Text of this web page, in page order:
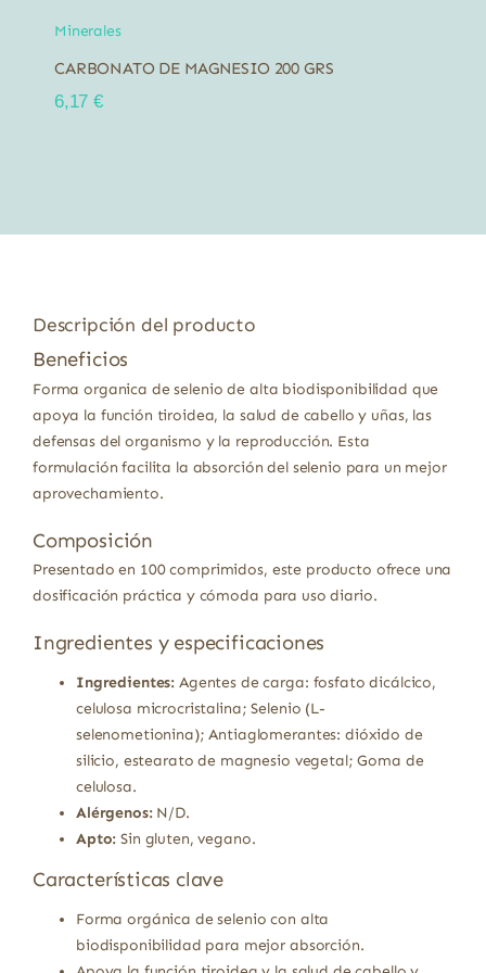
Minerales
CARBONATO DE MAGNESIO 200 GRS
6,17€
Descripción del producto
Beneficios
Forma organica de selenio de alta biodisponibilidad que
apoya la función tiroidea, la salud de cabello y uñas, las
defensas del organismo y la reproducción. Esta
formulación facilita la absorción del selenio para un mejor
aprovechamiento.
Composición
Presentado en 100 comprimidos, este producto ofrece una
dosificación práctica y cómoda para uso diario.
Ingredientes y especificaciones
Ingredientes: Agentes de carga: fosfato dicálcico,
celulosa microcristalina; Selenio (L-
selenometionina); Antiaglomerantes: dióxido de
silicio, estearato de magnesio vegetal; Goma de
celulosa.
Alérgenos:N/D.
Apto: Sin gluten, vegano.
Características clave
Forma orgánica de selenio con alta
biodisponibilidad para mejor absorción.